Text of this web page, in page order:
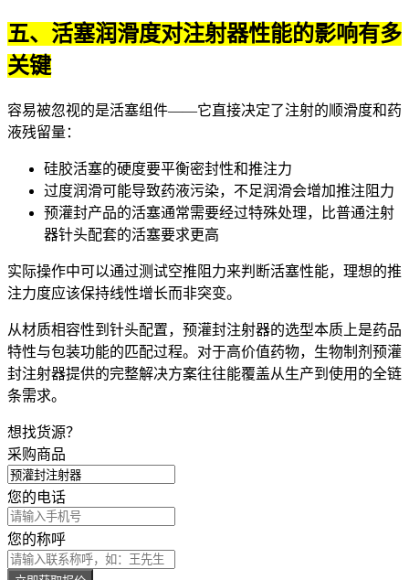
五、活塞润滑度对注射器性能的影响有多
关键
容易被忽视的是活塞组件——它直接决定了注射的顺滑度和药
液残留量：
硅胶活塞的硬度要平衡密封性和推注力
过度润滑可能导致药液污染，不足润滑会增加推注阻力
预灌封产品的活塞通常需要经过特殊处理，比普通注射
器针头配套的活塞要求更高
实际操作中可以通过测试空推阻力来判断活塞性能，理想的推
注力度应该保持线性增长而非突变。
从材质相容性到针头配置，预灌封注射器的选型本质上是药品
特性与包装功能的匹配过程。对于高价值药物， 生物制剂预灌
封注射器提供的完整解决方案往往能覆盖从生产到使用的全链
条需求。
想找货源？
采购商品
您的电话
您的称呼